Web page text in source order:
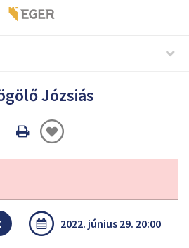
Józsiás
Oldal
2022. június 29. 20:00